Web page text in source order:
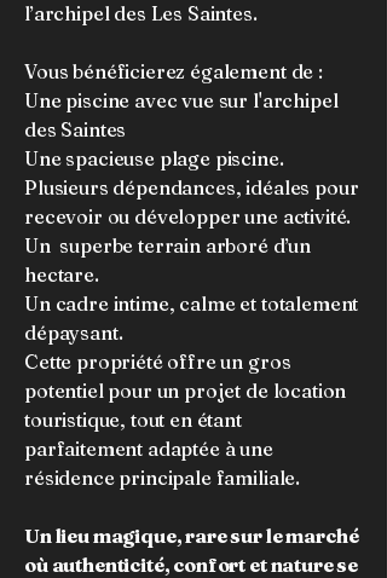
l’archipel des Les Saintes.
Vous bénéficierez également de :
Une piscine avec vue sur l'archipel
des Saintes
Une spacieuse plage piscine.
Plusieurs dépendances, idéales pour
recevoir ou développer une activité.
Un superbe terrain arboré d’un
hectare.
Un cadre intime, calme et totalement
dépaysant.
Cette propriété offre un gros
potentiel pour un projet de location
touristique, tout en étant
parfaitement adaptée à une
résidence principale familiale.
Un lieu magique, rare sur le marché
où authenticité, confort et nature se